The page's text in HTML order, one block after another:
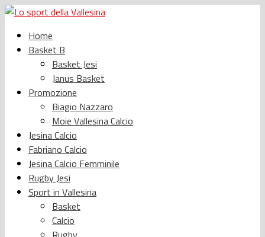
Home
Basket B
Basket Jesi
Janus Basket
Promozione
Biagio Nazzaro
Moie Vallesina Calcio
Jesina Calcio
Fabriano Calcio
Jesina Calcio Femminile
Rugby Jesi
Sport in Vallesina
Basket
Calcio